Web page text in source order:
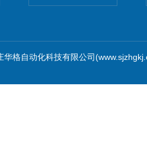
格自动化科技有限公司